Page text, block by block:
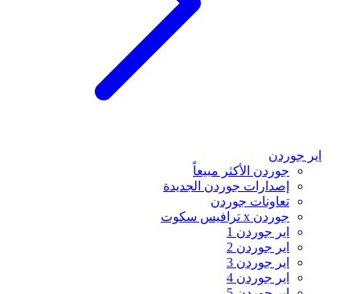
اير جوردن
جوردن الأكثر مبيعاً
إصدارات جوردن الجديدة
تعاونات جوردن
جوردن x ترافيس سكوت
اير جوردن 1
اير جوردن 2
اير جوردن 3
اير جوردن 4